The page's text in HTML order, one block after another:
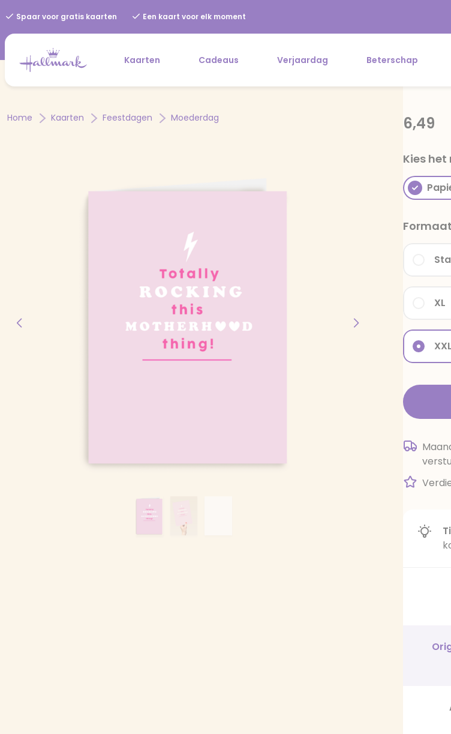
Spaar voor gratis kaarten Een kaart voor elk moment
Kaarten Cadeaus Verjaardag Beterschap
Home Kaarten Feestdagen Moederdag 6,49
Kies
XXL
XL